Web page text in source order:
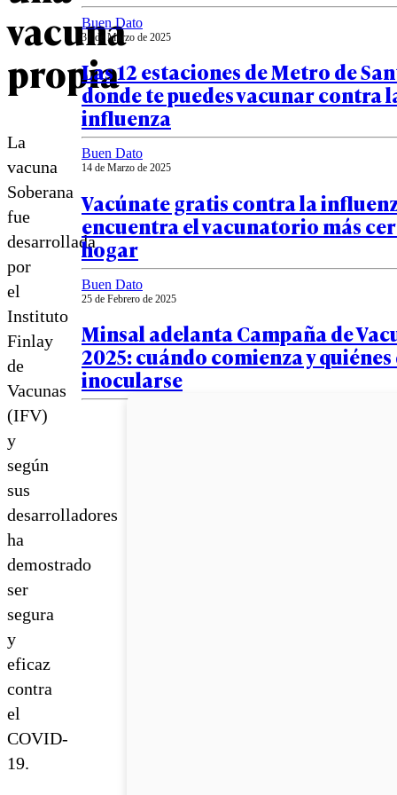
vacuna
propia
La
vacuna
Soberana
fue
desarrollada
por
el
Instituto
Finlay
de
Vacunas
(IFV)
y
según
sus
desarrolladores
ha
demostrado
ser
segura
y
eficaz
contra
el
COVID-
19.
Buen Dato
31 de Marzo de 2025
Las 12 estaciones de Metro de
donde te puedes vacunar contra
influenza
Buen Dato
14 de Marzo de 2025
Vacúnate gratis contra la
encuentra el vacunatorio más
hogar
Buen Dato
25 de Febrero de 2025
Minsal adelanta Campaña de
2025: cuándo comienza y
inocularse